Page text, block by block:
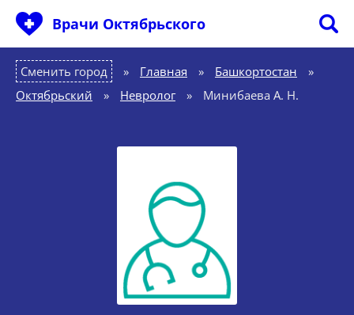
Врачи Октябрьского
Сменить город Главная » Башкортостан
»
Октябрьский
» Невролог » Минибаева А. Н.